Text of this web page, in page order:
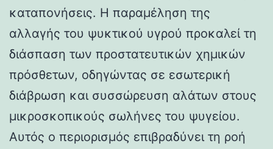
καταπονήσεις. Η παραμέληση της
αλλαγής του ψυκτικού υγρού προκαλεί τη
διάσπαση των προστατευτικών χημικών
πρόσθετων, οδηγώντας σε εσωτερική
διάβρωση και συσσώρευση αλάτων στους
μικροσκοπικούς σωλήνες του ψυγείου.
Αυτός ο περιορισμός επιβραδύνει τη ροή